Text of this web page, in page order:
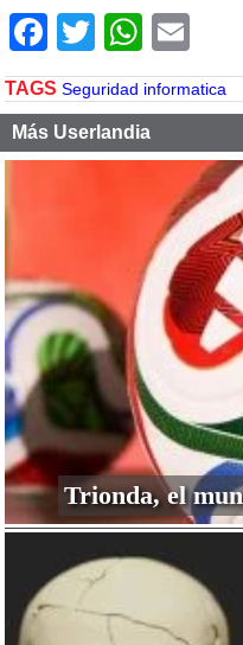
Facebook
Twitter
TAGS Seguridad informatica
Más Userlandia
Trionda, el